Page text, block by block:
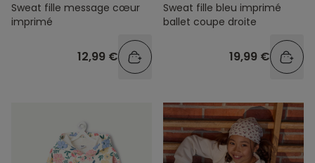
Sweat fille message cœur
imprimé
12,99 €
Sweat fille bleu imprimé
ballet coupe droite
19,99 €